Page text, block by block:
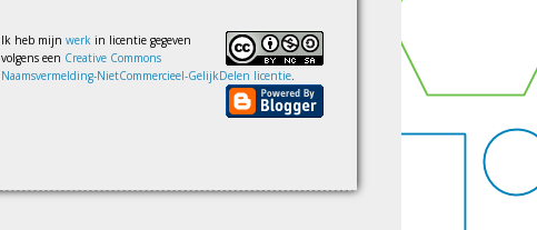
Ik heb mijn werk in licentie gegeven
volgens een Creative Commons
Naamsvermelding-NietCommercieel-GelijkDelen licentie